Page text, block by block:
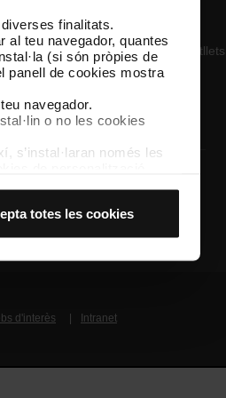
finalitats.
al teu navegador, quantes
(si són pròpies de
panell de cookies mostra
navegador.
o no les cookies
s’instal·laran només les
d’usuari.
totes les cookies
TMB App i compra els teus bitllets
d'interès Intranet